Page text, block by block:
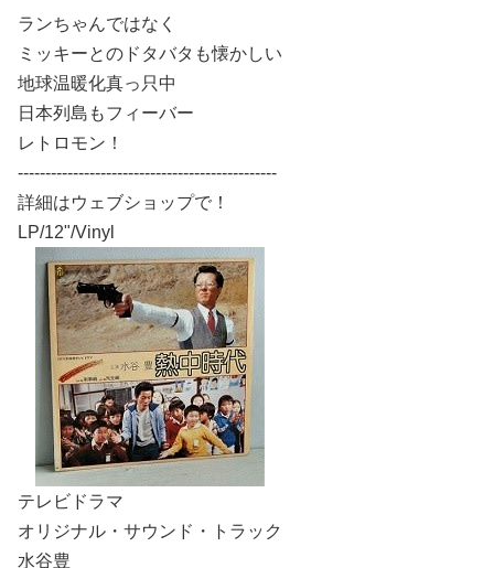
ランちゃんではなく
ミッキーとのドタバタも懐かしい
地球温暖化真っ只中
日本列島もフィーバー
レトロモン！
-----------------------------------------------
詳細はウェブショップで！
LP/12"/Vinyl
テレビドラマ
オリジナル・サウンド・トラック
水谷豊